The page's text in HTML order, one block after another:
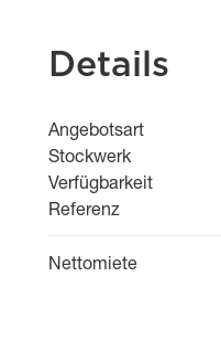
Details
Angebotsart
Stockwerk
Verfügbarkeit
Referenz
Nettomiete